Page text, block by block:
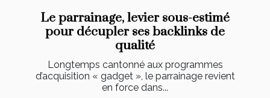
Le parrainage, levier sous-estimé
pour décupler ses backlinks de
qualité
Longtemps cantonné aux programmes
d’acquisition « gadget », le parrainage revient
en force dans...